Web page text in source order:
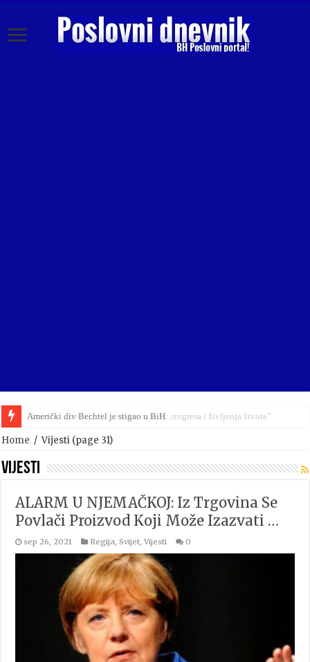
Gibonni: „Sreća je naći mjeru između progresa i življenja života”
Home / Vijesti (page 31)
Vijesti
ALARM U NJEMAČKOJ: Iz Trgovina Se
Povlači Proizvod Koji Može Izazvati …
sep 26, 2021 Regija,Svijet,Vijesti 0